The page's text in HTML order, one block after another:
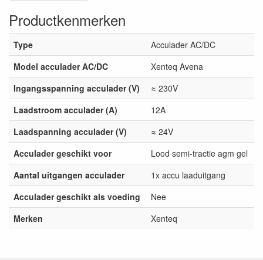
Productkenmerken
Type
Acculader AC/DC
Model acculader AC/DC
Xenteq Avena
Ingangsspanning acculader (V)
≈ 230V
Laadstroom acculader (A)
12A
Laadspanning acculader (V)
≈ 24V
Acculader geschikt voor
Lood semi-tractie agm gel
Aantal uitgangen acculader
1x accu laaduitgang
Acculader geschikt als voeding
Nee
Merken
Xenteq